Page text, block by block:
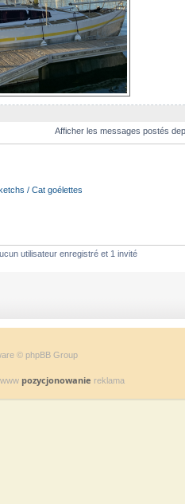
Afficher les messages postés
/ Cat goélettes
utilisateur enregistré et 1 invité
© phpBB Group
pozycjonowanie reklama